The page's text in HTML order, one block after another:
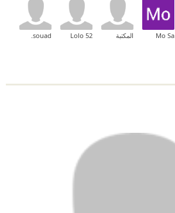
Mo Sa المكتبة Lolo 52
souad.